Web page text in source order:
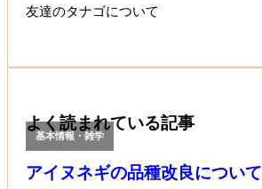
友達のタナゴについて
よく読まれている記事
基本情報・雑学
アイヌネギの品種改良について